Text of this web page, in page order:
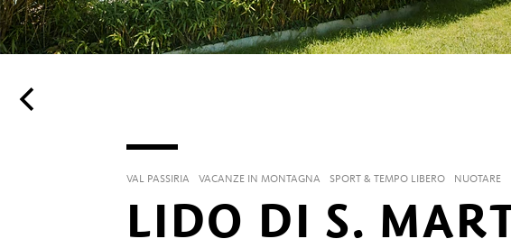
VAL PASSIRIA VACANZE IN MONTAGNA SPORT & TEMPO LIBERO NUOTARE
LIDO DI S.